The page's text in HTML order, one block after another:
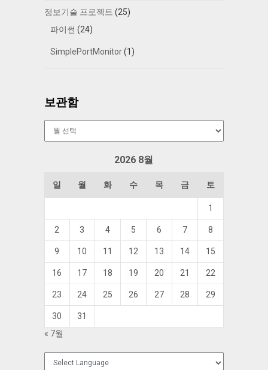
정보기술 프로젝트 (25)
파이썬 (24)
SimplePortMonitor(1)
보관함
2026 8월
일 월 화 수 목 금 토
1
2 3 4 5 6 7 8
9 10 11 12 13 14 15
16 17 18 19 20 21 22
23 24 25 26 27 28 29
30
31
« 7월